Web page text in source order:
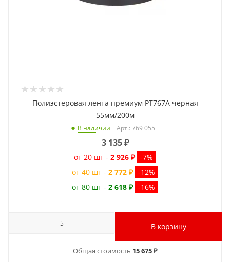
Полиэстеровая лента премиум PT767A черная
55мм/200м
В наличии Арт.: 769 055
3 135₽
от 20 шт - 2 926 ₽ -7%
от 40 шт - 2 772 ₽ -12%
от 80 шт - 2 618 ₽ -16%
В корзину
Общая стоимость 15 675 ₽